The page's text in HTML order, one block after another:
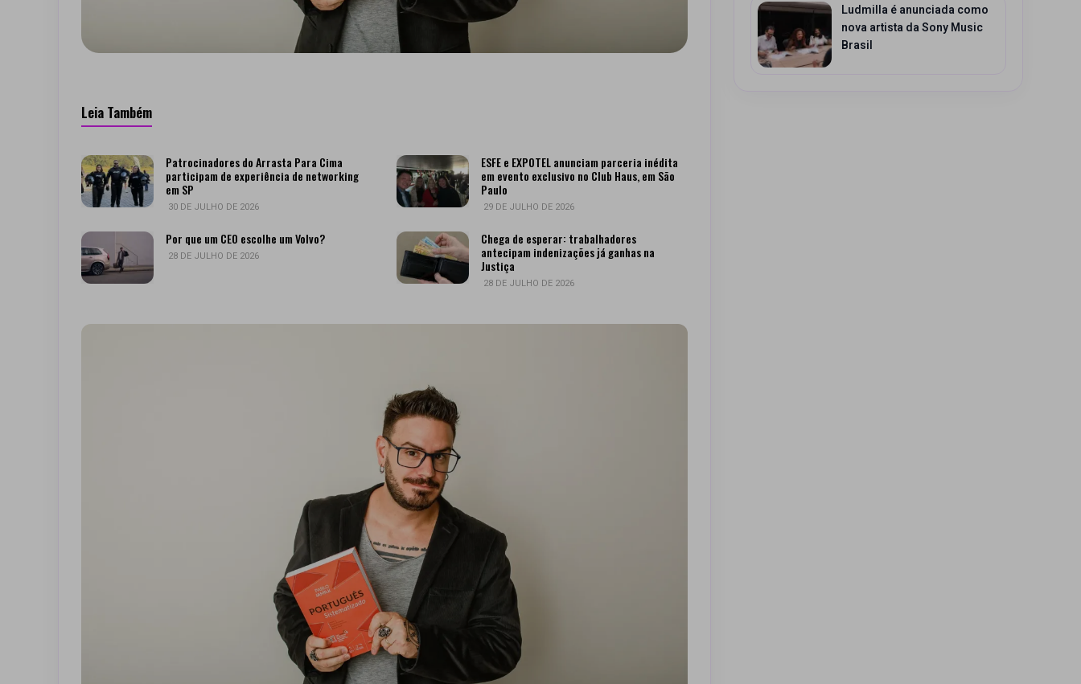
Leia Também
Patrocinadores do Arrasta Para Cima
participam de experiência de networking
em SP
30 DE JULHO DE 2026
ESFE e EXPOTEL anunciam parceria inédita
em evento exclusivo no Club Haus, em São
Paulo
29 DE JULHO DE 2026
Por que um CEO escolhe um Volvo?
28 DE JULHO DE 2026
Chega de esperar: trabalhadores
antecipam indenizações já ganhas na
Justiça
28 DE JULHO DE 2026
Ludmilla é anunciada como
nova artista da Sony Music
Brasil